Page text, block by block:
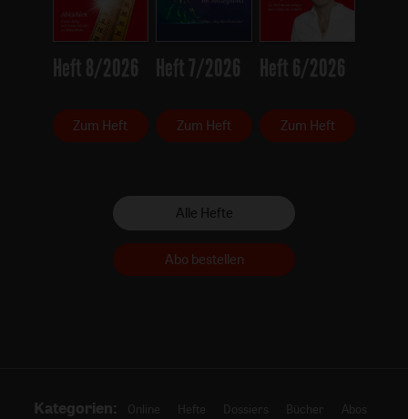
Heft 8/2026
Zum Heft
Heft 7/2026
Zum Heft
Heft 6/2026
Zum Heft
Alle Hefte
Abo bestellen
Kategorien: Online Hefte Dossiers Bücher Abos